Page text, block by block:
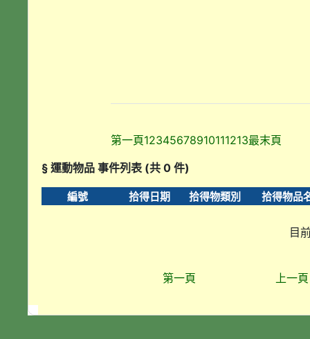
第一頁12345678910111213最末頁
§ 運動物品 事件列表 (共 0 件)
編號 拾得日期 拾得物類別 拾得物品
目
第一頁 上一頁